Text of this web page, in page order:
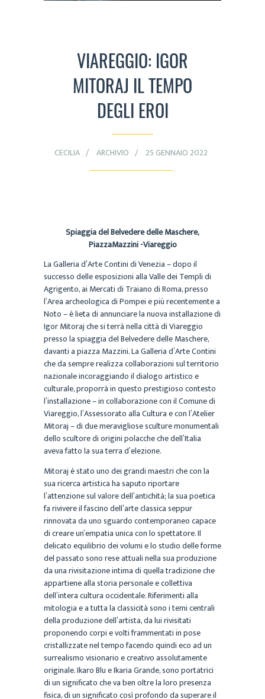
VIAREGGIO: IGOR
MITORAJ IL TEMPO
DEGLI EROI
CECILIA ARCHIVIO 25 GENNAIO 2022
Spiaggia del Belvedere delle Maschere,
PiazzaMazzini -Viareggio
La Galleria d’Arte Contini di Venezia – dopo il
successo delle esposizioni alla Valle dei Templi di
Agrigento, ai Mercati di Traiano di Roma, presso
l’Area archeologica di Pompei e più recentemente a
Noto – è lieta di annunciare la nuova installazione di
Igor Mitoraj che si terrà nella città di Viareggio
presso la spiaggia del Belvedere delle Maschere,
davanti a piazza Mazzini. La Galleria d’Arte Contini
che da sempre realizza collaborazioni sul territorio
nazionale incoraggiando il dialogo artistico e
culturale, proporrà in questo prestigioso contesto
l’installazione – in collaborazione con il Comune di
Viareggio, l’Assessorato alla Cultura e con l’Atelier
Mitoraj – di due meravigliose sculture monumentali
dello scultore di origini polacche che dell’Italia
aveva fatto la sua terra d’elezione.
Mitoraj è stato uno dei grandi maestri che con la
sua ricerca artistica ha saputo riportare
l’attenzione sul valore dell’antichità; la sua poetica
fa rivivere il fascino dell’arte classica seppur
rinnovata da uno sguardo contemporaneo capace
di creare un’empatia unica con lo spettatore. Il
delicato equilibrio dei volumi e lo studio delle forme
del passato sono rese attuali nella sua produzione
da una rivisitazione intima di quella tradizione che
appartiene alla storia personale e collettiva
dell’intera cultura occidentale. Riferimenti alla
mitologia e a tutta la classicità sono i temi centrali
della produzione dell’artista, da lui rivisitati
proponendo corpi e volti frammentati in pose
cristallizzate nel tempo facendo quindi eco ad un
surrealismo visionario e creativo assolutamente
originale. Ikaro Blu e Ikaria Grande, sono portatrici
di un significato che va ben oltre la loro presenza
fisica, di un significato così profondo da superare il